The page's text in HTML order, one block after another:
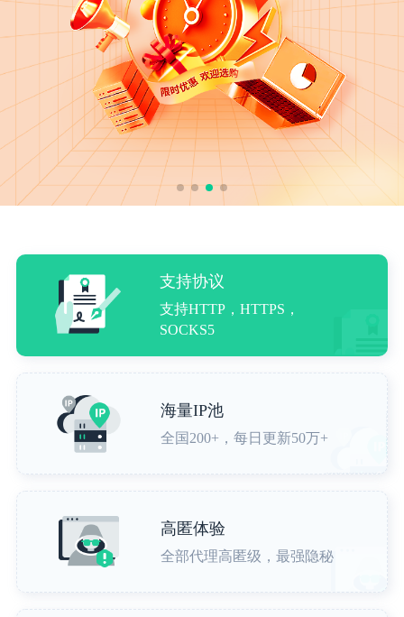
支持协议
支持HTTP，HTTPS，
SOCKS5
海量IP池
全国200+，每日更新50万+
高匿体验
全部代理高匿级，最强隐秘